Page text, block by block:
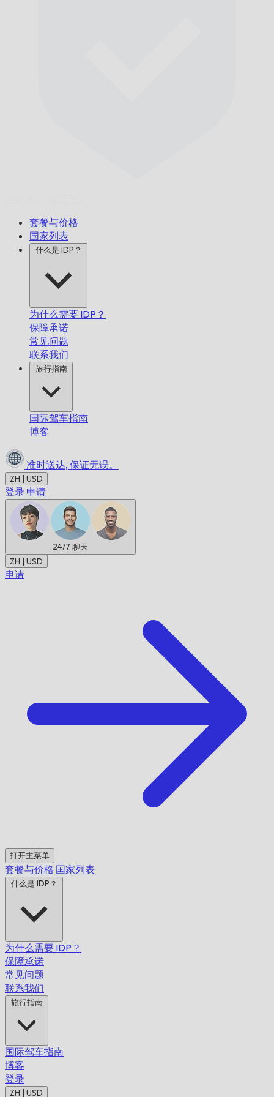
套餐与价格
国家列表
什么是 IDP？
为什么需要 IDP？
保障承诺
常见问题
联系我们
旅行指南
国际驾车指南
博客
准时送达, 保证无误。
ZH | USD
登录 申请
24/7 聊天
ZH | USD
申请
打开主菜单
套餐与价格 国家列表
什么是 IDP？
为什么需要 IDP？
保障承诺
常见问题
联系我们
旅行指南
国际驾车指南
博客
登录
ZH | USD